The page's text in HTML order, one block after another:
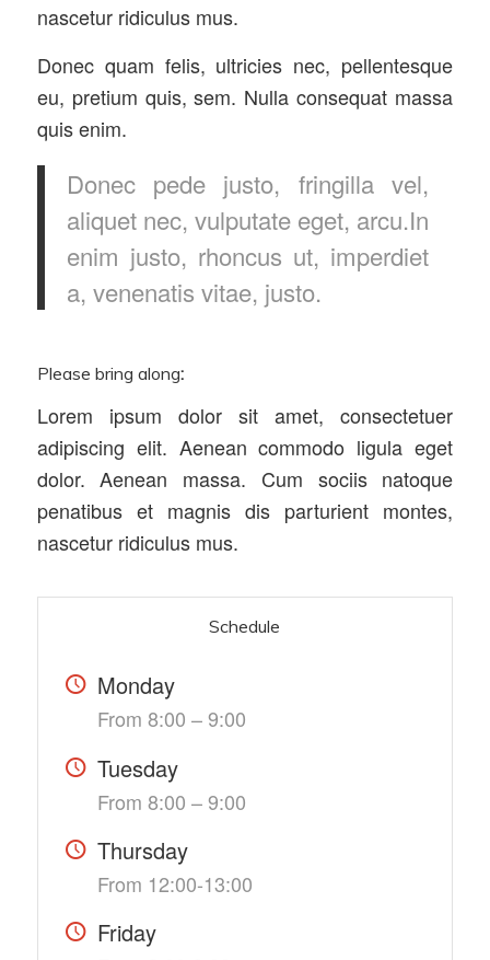
nascetur ridiculus mus.
Donec quam felis, ultricies nec, pellentesque
eu, pretium quis, sem. Nulla consequat massa
quis enim.
Donec pede justo, fringilla vel,
aliquet nec, vulputate eget, arcu.In
enim justo, rhoncus ut, imperdiet
a, venenatis vitae, justo.
Please bring along:
Lorem ipsum dolor sit amet, consectetuer
adipiscing elit. Aenean commodo ligula eget
dolor. Aenean massa. Cum sociis natoque
penatibus et magnis dis parturient montes,
nascetur ridiculus mus.
Schedule
Monday
From 8:00 – 9:00
Tuesday
From 8:00 – 9:00
Thursday
From 12:00-13:00
Friday